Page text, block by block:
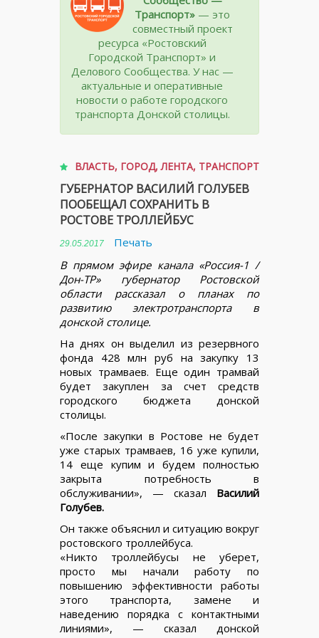
Транспорт» — это
совместный проект
ресурса «Ростовский
Городской Транспорт» и
Делового Сообщества. У нас —
актуальные и оперативные
новости о работе городского
транспорта Донской столицы.
ВЛАСТЬ, ГОРОД,ЛЕНТА, ТРАНСПОРТ
ГУБЕРНАТОР ВАСИЛИЙ ГОЛУБЕВ
ПООБЕЩАЛ СОХРАНИТЬ В
РОСТОВЕ ТРОЛЛЕЙБУС
29.05.2017
Печать
В прямом эфире канала «Россия-1 /
Дон-ТР» губернатор Ростовской
области рассказал о планах по
развитию электротранспорта в
донской столице.
На днях он выделил из резервного
фонда 428 млн руб на закупку 13
новых трамваев. Еще один трамвай
будет закуплен за счет средств
городского бюджета донской
столицы.
«После закупки в Ростове не будет
уже старых трамваев, 16 уже купили,
14 еще купим и будем полностью
закрыта потребность в
обслуживании», — сказал Василий
Голубев.
Он также объяснил и ситуацию вокруг
ростовского троллейбуса.
«Никто троллейбусы не уберет,
просто мы начали работу по
повышению эффективности работы
этого транспорта, замене и
наведению порядка с контактными
линиями», — сказал донской